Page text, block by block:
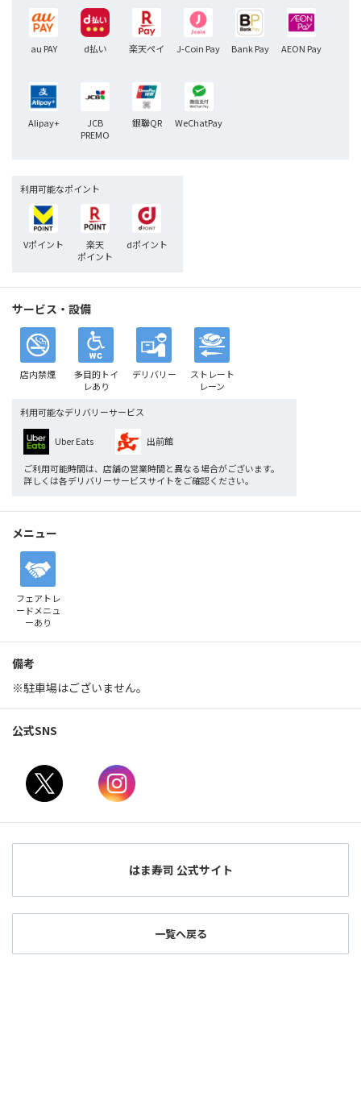
au PAY d払い 楽天ペイ J-Coin Pay Bank Pay AEON Pay
Alipay+
JCB
PREMO
銀聯QR WeChatPay
利用可能なポイント
Vポイント
楽天
ポイント
dポイント
サービス・設備
店内禁煙
多目的トイ
レあり
デリバリー
ストレート
レーン
利用可能なデリバリーサービス
Uber Eats 出前館
ご利用可能時間は、店舗の営業時間と異なる場合がございます。
詳しくは各デリバリーサービスサイトをご確認ください。
メニュー
フェアトレ
ードメニュ
ーあり
備考
※駐車場はございません。
公式SNS
はま寿司 公式サイト
一覧へ戻る